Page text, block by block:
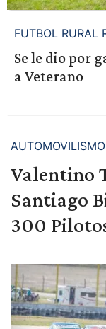
FUTBOL RURAL
Se le dio por
a Veterano
Valentino
Santiago
300